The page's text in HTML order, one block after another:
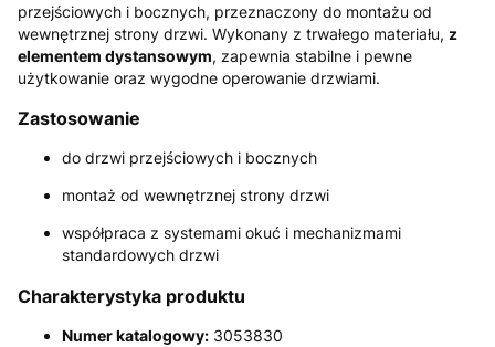
przejściowych i bocznych, przeznaczony do montażu od
wewnętrznej strony drzwi. Wykonany z trwałego materiału, z
elementem dystansowym, zapewnia stabilne i pewne
użytkowanie oraz wygodne operowanie drzwiami.
Zastosowanie
do drzwi przejściowych i bocznych
montaż od wewnętrznej strony drzwi
współpraca z systemami okuć i mechanizmami
standardowych drzwi
Charakterystyka produktu
Numer katalogowy: 3053830